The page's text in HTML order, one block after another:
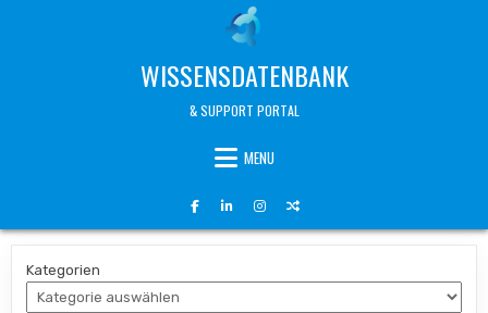
WISSENSDATENBANK
& SUPPORT PORTAL
MENU
Kategorien